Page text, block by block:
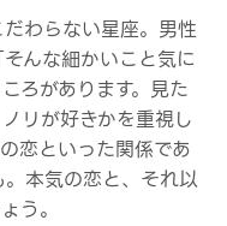
わらない星座。男性
んな細かいこと気に
ろがあります。見た
リが好きかを重視し
恋といった関係であ
本気の恋と、それ以
う。